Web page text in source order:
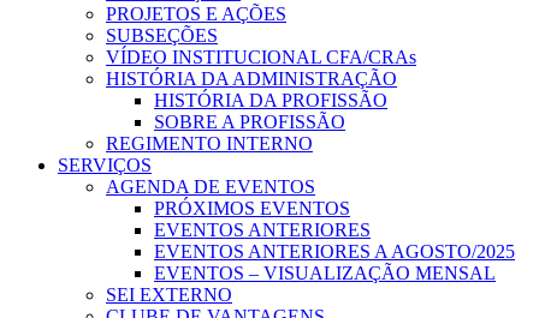
PROJETOS E AÇÕES
SUBSEÇÕES
VÍDEO INSTITUCIONAL CFA/CRAs
HISTÓRIA DA ADMINISTRAÇÃO
HISTÓRIA DA PROFISSÃO
SOBRE A PROFISSÃO
REGIMENTO INTERNO
SERVIÇOS
AGENDA DE EVENTOS
PRÓXIMOS EVENTOS
EVENTOS ANTERIORES
EVENTOS ANTERIORES A AGOSTO/2025
EVENTOS – VISUALIZAÇÃO MENSAL
SEI EXTERNO